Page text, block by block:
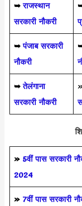
➥ राजस्थान
सरकारी नौकरी
➥ पंजाब सरकारी
नौकरी
➥तेलंगाना
सरकारी नौकरी
» 5वीं पास सरकारी
2024
» 7वीं पास सरकारी